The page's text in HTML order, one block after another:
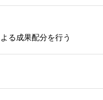
る成果配分を行う